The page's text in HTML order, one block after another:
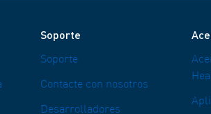
Soporte
Soporte
Contacte con nosotros
Desarrolladores